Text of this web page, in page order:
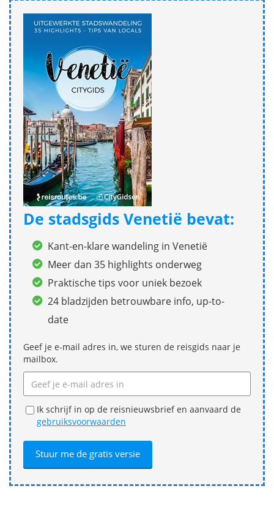
De stadsgids Venetië bevat:
Kant-en-klare wandeling in Venetië
Meer dan 35 highlights onderweg
Praktische tips voor uniek bezoek
24 bladzijden betrouwbare info, up-to-
date
Geef je e-mail adres in, we sturen de reisgids naar je
mailbox.
Ik schrijf in op de reisnieuwsbrief en aanvaard de
gebruiksvoorwaarden